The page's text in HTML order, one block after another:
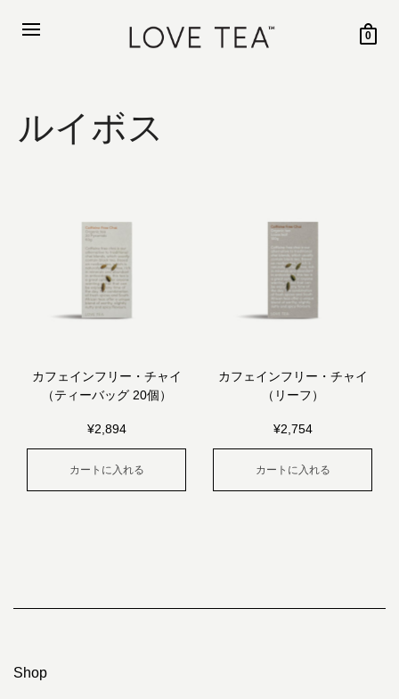
0
ルイボス
カフェインフリー・チャイ
（ティーバッグ 20個）
¥2,894
カートに入れる
カフェインフリー・チャイ
（リーフ）
¥2,754
カートに入れる
Shop